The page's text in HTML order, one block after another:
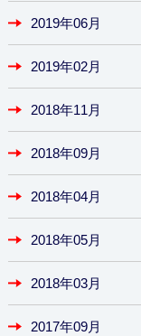
2019年06月
2019年02月
2018年11月
2018年09月
2018年04月
2018年05月
2018年03月
2017年09月